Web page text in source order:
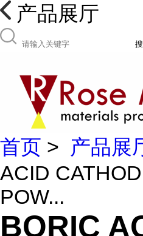
产品展厅
首页 > 产品展
ACID
POW...
BORIC